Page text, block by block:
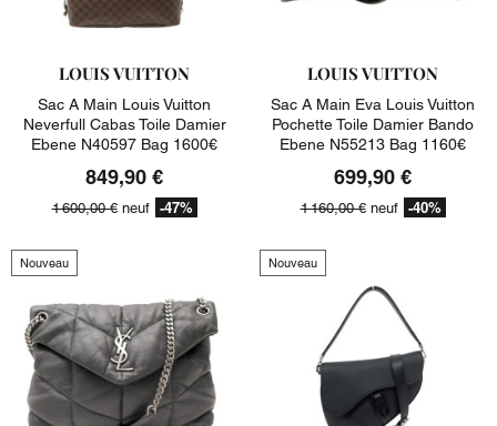
LOUIS VUITTON
Sac A Main Louis Vuitton
Neverfull Cabas Toile Damier
Ebene N40597 Bag 1600€
849,90 €
1 600,00 €neuf -47%
LOUIS VUITTON
Sac A Main Eva Louis Vuitton
Pochette Toile Damier Bando
Ebene N55213 Bag 1160€
699,90 €
1 160,00 €neuf -40%
Nouveau Nouveau